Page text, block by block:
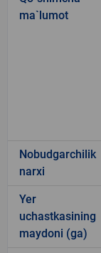
ma`lumot
Nobudgarchilik
narxi
Yer
uchastkasining
maydoni (ga)